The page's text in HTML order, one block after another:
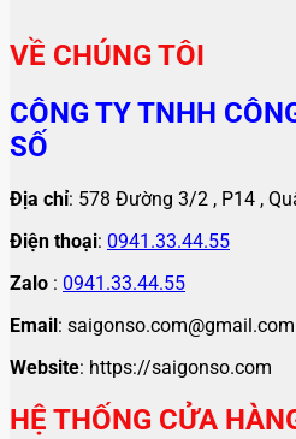
VỀ CHÚNG TÔI
CÔNG TY TNHH
SỐ
Địa chỉ: 578 Đường 3/2 , P14 ,
Điện thoại: 0941.33.44.55
Zalo : 0941.33.44.55
Email : saigonso.com@gmail.com
Website: https://saigonso.com
HỆ THỐNG CỬA